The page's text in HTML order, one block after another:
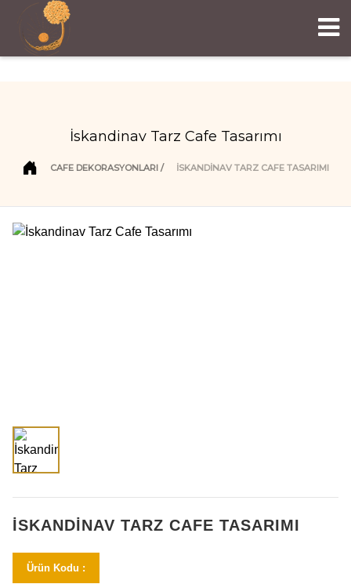
İskandinav Tarz Cafe Tasarımı
CAFE DEKORASYONLARI İSKANDINAV TARZ CAFE TASARIMI
İSKANDINAV TARZ CAFE TASARIMI
Ürün Kodu :